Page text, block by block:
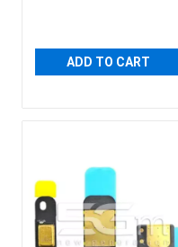
ADD TO CART